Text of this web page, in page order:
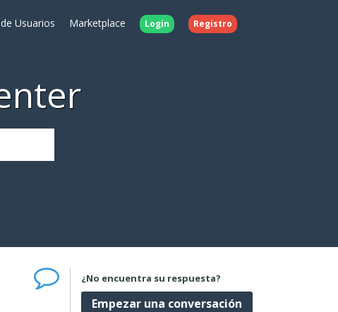
Usuarios Marketplace Login Registro
¿No encuentra su respuesta?
Empezar una conversación